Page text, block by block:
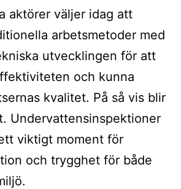
aktörer väljer idag att
arbetsmetoder med
utvecklingen för att
och kunna
kvalitet. På så vis blir
Undervattensinspektioner
viktigt moment för
och trygghet för både